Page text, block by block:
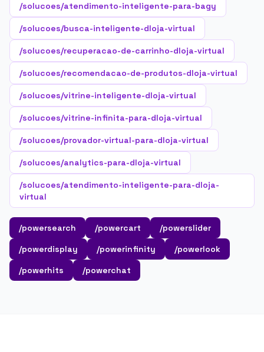
/solucoes/atendimento-inteligente-para-bagy
/solucoes/busca-inteligente-dloja-virtual
/solucoes/recuperacao-de-carrinho-dloja-virtual
/solucoes/recomendacao-de-produtos-dloja-virtual
/solucoes/vitrine-inteligente-dloja-virtual
/solucoes/vitrine-infinita-para-dloja-virtual
/solucoes/provador-virtual-para-dloja-virtual
/solucoes/analytics-para-dloja-virtual
/solucoes/atendimento-inteligente-para-dloja-
virtual
/powersearch /powercart
/powerslider
/powerdisplay
/powerinfinity
/powerlook
/powerhits
/powerchat